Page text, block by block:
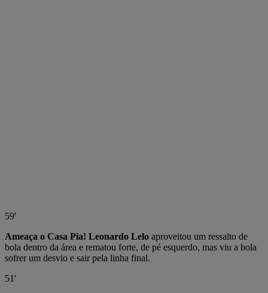
59'
Ameaça o Casa Pia! Leonardo Lelo aproveitou um ressalto de
bola dentro da área e rematou forte, de pé esquerdo, mas viu a bola
sofrer um desvio e sair pela linha final.
51'